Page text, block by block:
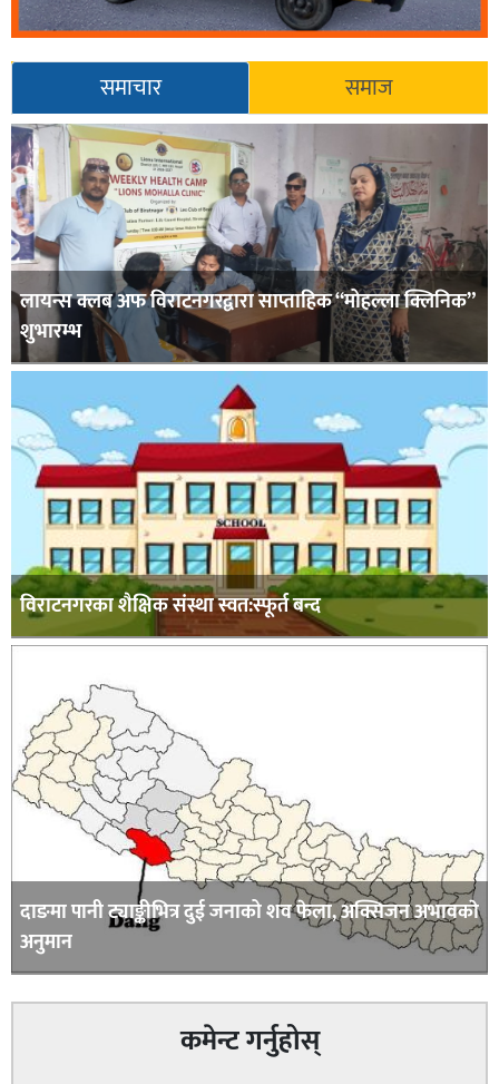
समाचार समाज
लायन्स क्लब अफ विराटनगरद्वारा साप्ताहिक “मोहल्ला क्लिनिक”
शुभारम्भ
विराटनगरका शैक्षिक संस्था स्वत:स्फूर्त बन्द
दाङमा पानी ट्याङ्कीभित्र दुई जनाको शव फेला, अक्सिजन अभावकाे
अनुमान
कमेन्ट गर्नुहोस्